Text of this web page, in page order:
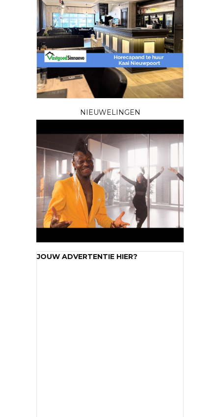
NIEUWELINGEN
JOUW ADVERTENTIE HIER?